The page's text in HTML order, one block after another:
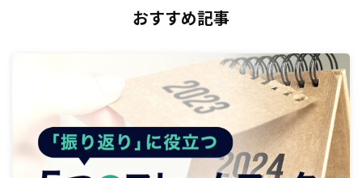
おすすめ記事